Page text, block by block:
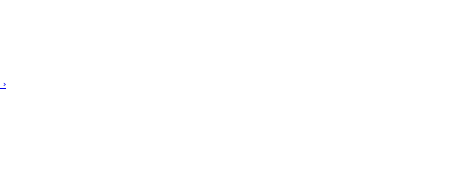
›